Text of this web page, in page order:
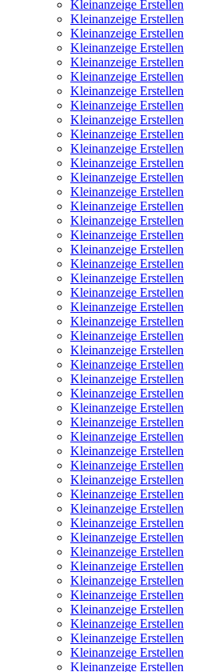
Kleinanzeige Erstellen
Kleinanzeige Erstellen
Kleinanzeige Erstellen
Kleinanzeige Erstellen
Kleinanzeige Erstellen
Kleinanzeige Erstellen
Kleinanzeige Erstellen
Kleinanzeige Erstellen
Kleinanzeige Erstellen
Kleinanzeige Erstellen
Kleinanzeige Erstellen
Kleinanzeige Erstellen
Kleinanzeige Erstellen
Kleinanzeige Erstellen
Kleinanzeige Erstellen
Kleinanzeige Erstellen
Kleinanzeige Erstellen
Kleinanzeige Erstellen
Kleinanzeige Erstellen
Kleinanzeige Erstellen
Kleinanzeige Erstellen
Kleinanzeige Erstellen
Kleinanzeige Erstellen
Kleinanzeige Erstellen
Kleinanzeige Erstellen
Kleinanzeige Erstellen
Kleinanzeige Erstellen
Kleinanzeige Erstellen
Kleinanzeige Erstellen
Kleinanzeige Erstellen
Kleinanzeige Erstellen
Kleinanzeige Erstellen
Kleinanzeige Erstellen
Kleinanzeige Erstellen
Kleinanzeige Erstellen
Kleinanzeige Erstellen
Kleinanzeige Erstellen
Kleinanzeige Erstellen
Kleinanzeige Erstellen
Kleinanzeige Erstellen
Kleinanzeige Erstellen
Kleinanzeige Erstellen
Kleinanzeige Erstellen
Kleinanzeige Erstellen
Kleinanzeige Erstellen
Kleinanzeige Erstellen
Kleinanzeige Erstellen